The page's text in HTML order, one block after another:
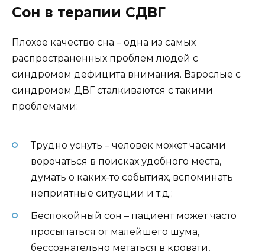
Сон в терапии СДВГ
Плохое качество сна – одна из самых
распространенных проблем людей с
синдромом дефицита внимания. Взрослые с
синдромом ДВГ сталкиваются с такими
проблемами:
Трудно уснуть – человек может часами
ворочаться в поисках удобного места,
думать о каких-то событиях, вспоминать
неприятные ситуации и т.д.;
Беспокойный сон – пациент может часто
просыпаться от малейшего шума,
бессознательно метаться в кровати,